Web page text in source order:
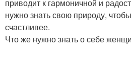
приводит к гармоничной и
нужно знать свою природу,
счастливее.
Что же нужно знать о себе